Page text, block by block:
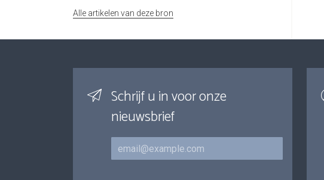
Alle artikelen van deze bron
Schrijf u in voor onze
nieuwsbrief
E-mail